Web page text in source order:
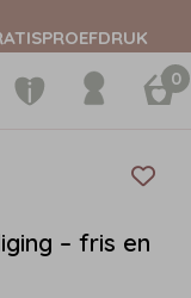
0
– fris en